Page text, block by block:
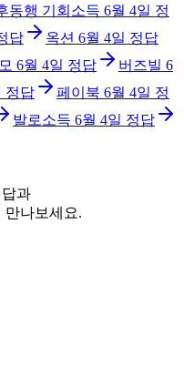
동행 기회소득 6월 4일 정
답 옥션 6월 4일 정답
6월 4일 정답 버즈빌 6
정답 페이북 6월 4일 정
발로소득 6월 4일 정답
과
만나보세요.